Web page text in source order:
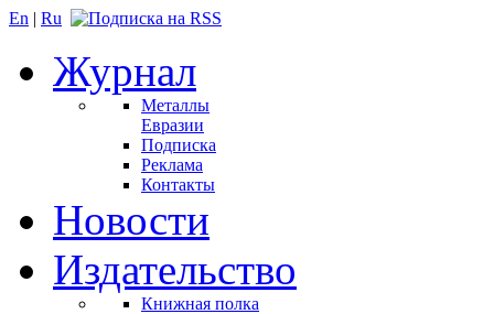
En | Ru
Журнал
Металлы
Евразии
Подписка
Реклама
Контакты
Новости
Издательство
Книжная полка